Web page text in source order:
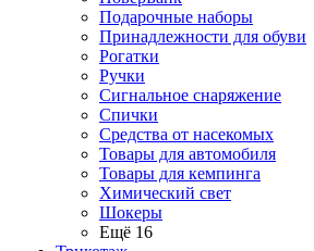
Подарочные наборы
Принадлежности для обуви
Рогатки
Ручки
Сигнальное снаряжение
Спички
Средства от насекомых
Товары для автомобиля
Товары для кемпинга
Химический свет
Шокеры
Ещё 16